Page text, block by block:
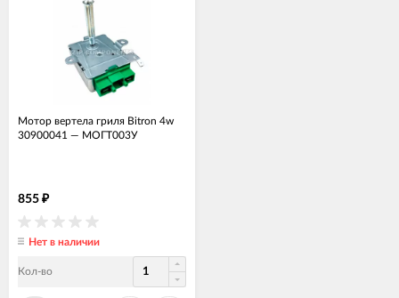
Мотор вертела гриля Bitron 4w
30900041 — МОГТ003У
855 ₽
Нет в наличии
Кол-во